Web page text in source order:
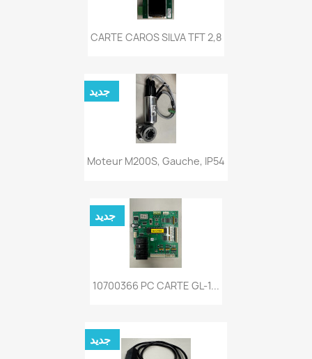
CARTE CAROS SILVA TFT 2,8
Moteur M200S, Gauche, IP54
جديد
10700366 PC CARTE GL-1...
جديد
جديد